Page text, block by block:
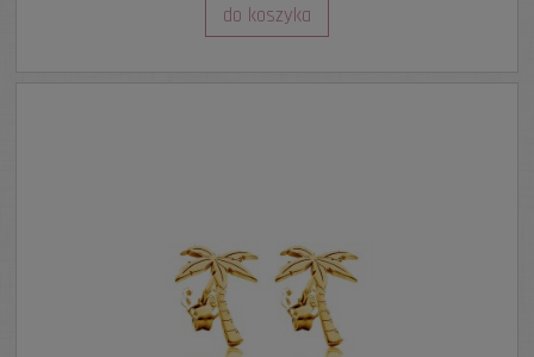
do koszyka